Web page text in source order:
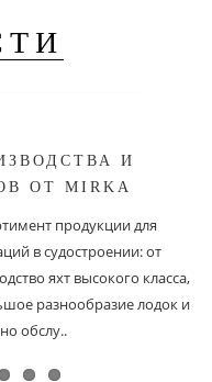
И
ОТ MIRKA
продукции для
в судостроении: от
яхт высокого класса,
разнообразие лодок и
обслу..